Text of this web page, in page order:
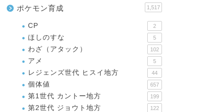
ポケモン育成 1,517
CP 2
ほしのすな 5
わざ（アタック） 102
アメ 5
レジェンズ世代 ヒスイ地方 44
個体値 657
第1世代 カントー地方 199
第2世代 ジョウト地方 122